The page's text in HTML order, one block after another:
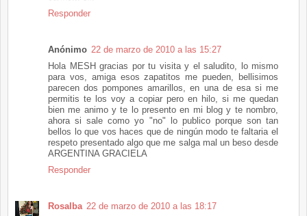
Responder
Anónimo 22 de marzo de 2010 a las 15:27
Hola MESH gracias por tu visita y el saludito, lo mismo
para vos, amiga esos zapatitos me pueden, bellisimos
parecen dos pompones amarillos, en una de esa si me
permitis te los voy a copiar pero en hilo, si me quedan
bien me animo y te lo presento en mi blog y te nombro,
ahora si sale como yo "no" lo publico porque son tan
bellos lo que vos haces que de ningún modo te faltaria el
respeto presentado algo que me salga mal un beso desde
ARGENTINA GRACIELA
Responder
Rosalba 22 de marzo de 2010 a las 18:17